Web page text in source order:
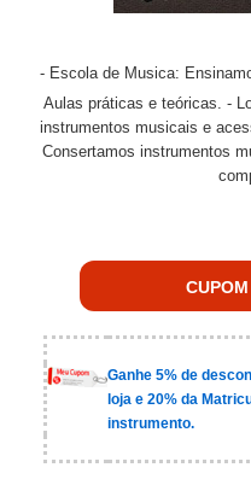
- Escola de Musica:
Aulas práticas e teóricas. -
instrumentos musicais e
Consertamos instrumentos
Ganhe 5% de
loja e 20% da
instrumento.